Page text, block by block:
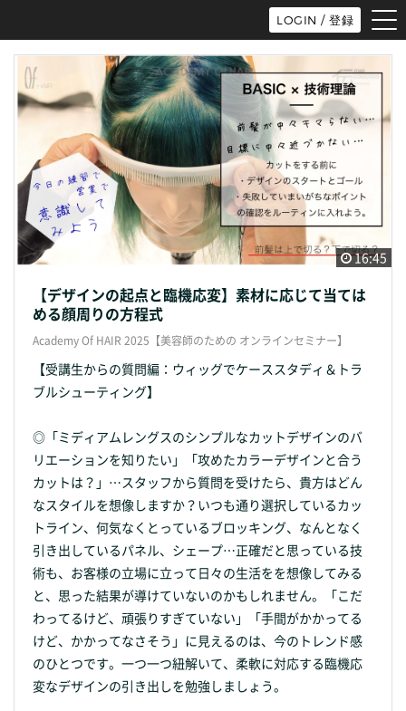
LOGIN / 登録
16:45
【デザインの起点と臨機応変】素材に応じて当ては
める顔周りの方程式
Academy Of HAIR 2025【美容師のための オンラインセミナー】
【受講生からの質問編：ウィッグでケーススタディ＆トラ
ブルシューティング】
◎「ミディアムレングスのシンプルなカットデザインのバ
リエーションを知りたい」「攻めたカラーデザインと合う
カットは？」…スタッフから質問を受けたら、貴方はどん
なスタイルを想像しますか？いつも通り選択しているカッ
トライン、何気なくとっているブロッキング、なんとなく
引き出しているパネル、シェープ…正確だと思っている技
術も、お客様の立場に立って日々の生活をを想像してみる
と、思った結果が導けていないのかもしれません。「こだ
わってるけど、頑張りすぎていない」「手間がかかってる
けど、かかってなさそう」に見えるのは、今のトレンド感
のひとつです。一つ一つ紐解いて、柔軟に対応する臨機応
変なデザインの引き出しを勉強しましょう。